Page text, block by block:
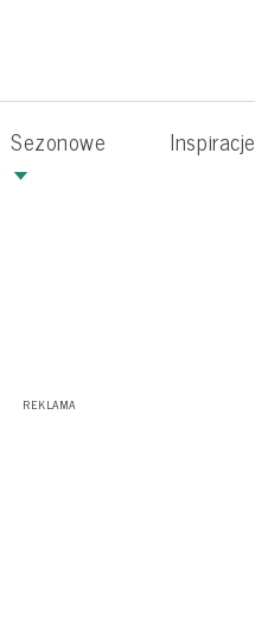
Sezonowe Inspiracje